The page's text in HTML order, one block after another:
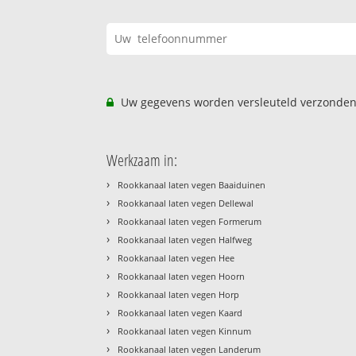
Uw gegevens worden versleuteld
Werkzaam in:
› Rookkanaal laten vegen Baaiduinen
› Rookkanaal laten vegen Dellewal
› Rookkanaal laten vegen Formerum
› Rookkanaal laten vegen Halfweg
› Rookkanaal laten vegen Hee
› Rookkanaal laten vegen Hoorn
› Rookkanaal laten vegen Horp
› Rookkanaal laten vegen Kaard
› Rookkanaal laten vegen Kinnum
› Rookkanaal laten vegen Landerum